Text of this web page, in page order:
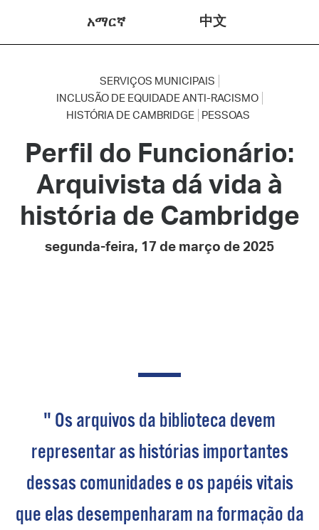
አማርኛ
中文
SERVIÇOS MUNICIPAIS
INCLUSÃO DE EQUIDADE ANTI-RACISMO
HISTÓRIA DE CAMBRIDGE
PESSOAS
Perfil do Funcionário:
Arquivista dá vida à
história de Cambridge
segunda-feira, 17 de março de 2025
" Os arquivos da biblioteca devem
representar as histórias importantes
dessas comunidades e os papéis vitais
que elas desempenharam na formação da